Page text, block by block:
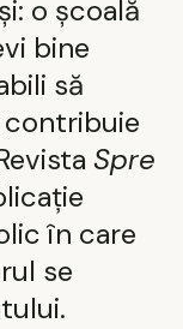
o școală
bine
să
contribuie
Spre
în care
se